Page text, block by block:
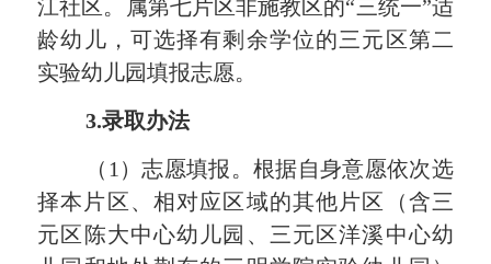
江社区。 属第七片区非施教区的“三统一”适
龄幼 儿 ， 可选择有剩余学位的三元区第二
实验幼儿园填报志愿。
3.录取办法
（ 1）志愿填报。根据自身意愿依次选
择本片区、 相对应区域的其他片区（含三
元 区 陈大中心幼儿园 、 三元 区洋溪中心幼